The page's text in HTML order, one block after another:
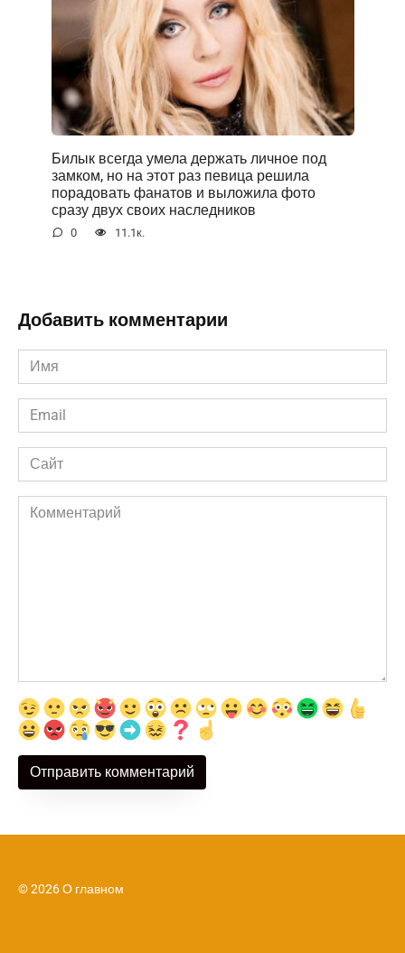
Билык всегда умела держать личное под
замком, но на этот раз певица решила
порадовать фанатов и выложила фото
сразу двух своих наследников
0 11.1к.
Добавить комментарии
Имя
*
Email
*
Сайт
Комментарий
© 2026 О главном